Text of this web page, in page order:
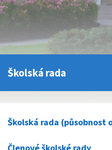
Školská rada
Školská rada (působnost